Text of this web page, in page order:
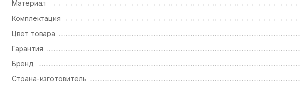
Материал
Комплектация
Цвет товара
Гарантия
Бренд
Страна-изготовитель